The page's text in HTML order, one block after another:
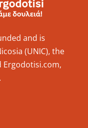
and is
(UNIC), the
Ergodotisi.com,